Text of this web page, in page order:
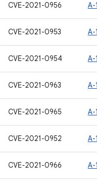
CVE-2021-0956 A-
CVE-2021-0953 A-
CVE-2021-0954 A-
CVE-2021-0963 A-
CVE-2021-0965 A-
CVE-2021-0952 A-
CVE-2021-0966 A-